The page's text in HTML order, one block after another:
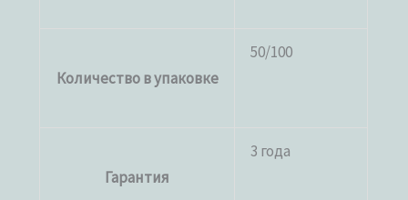
Количество в упаковке
50/100
Гарантия
3 года